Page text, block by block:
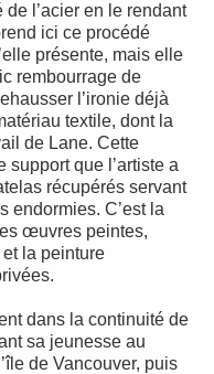
l’acier en le rendant
ici ce procédé
présente, mais elle
rembourrage de
l’ironie déjà
textile, dont la
de Lane. Cette
que l’artiste a
récupérés servant
endormies. C’est la
œuvres peintes,
la peinture
dans la continuité de
sa jeunesse au
de Vancouver, puis